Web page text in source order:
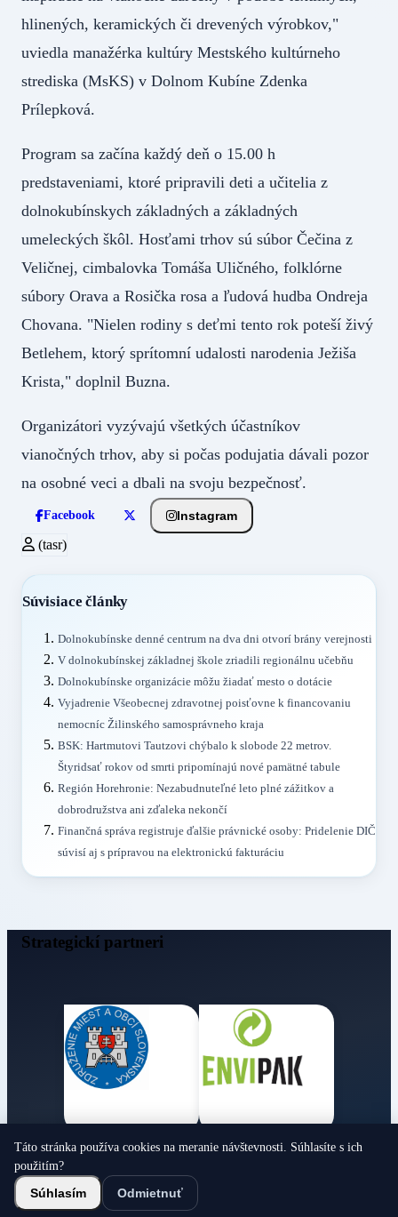
hlinených, keramických či drevených výrobkov,"
uviedla manažérka kultúry Mestského kultúrneho
strediska (MsKS) v Dolnom Kubíne Zdenka
Prílepková.
Program sa začína každý deň o 15.00 h
predstaveniami, ktoré pripravili deti a učitelia z
dolnokubínskych základných a základných
umeleckých škôl. Hosťami trhov sú súbor Čečina z
Veličnej, cimbalovka Tomáša Uličného, folklórne
súbory Orava a Rosička rosa a ľudová hudba Ondreja
Chovana. "Nielen rodiny s deťmi tento rok poteší živý
Betlehem, ktorý sprítomní udalosti narodenia Ježiša
Krista," doplnil Buzna.
Organizátori vyzývajú všetkých účastníkov
vianočných trhov, aby si počas podujatia dávali pozor
na osobné veci a dbali na svoju bezpečnosť.
Facebook Instagram
(tasr)
Súvisiace články
Dolnokubínske denné centrum na dva dni otvorí brány verejnosti
V dolnokubínskej základnej škole zriadili regionálnu učebňu
Dolnokubínske organizácie môžu žiadať mesto o dotácie
Vyjadrenie Všeobecnej zdravotnej poisťovne k financovaniu
nemocníc Žilinského samosprávneho kraja
BSK: Hartmutovi Tautzovi chýbalo k slobode 22 metrov.
Štyridsať rokov od smrti pripomínajú nové pamätné tabule
Región Horehronie: Nezabudnuteľné leto plné zážitkov a
dobrodružstva ani zďaleka nekončí
Finančná správa registruje ďalšie právnické osoby: Pridelenie DIČ
súvisí aj s prípravou na elektronickú fakturáciu
Strategickí partneri
Obecné noviny
© 2026 Všetky práva vyhradené
Táto stránka používa cookies na meranie návštevnosti. Súhlasíte s ich
použitím?
Súhlasím Odmietnuť